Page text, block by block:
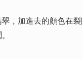
加進去的顏色在